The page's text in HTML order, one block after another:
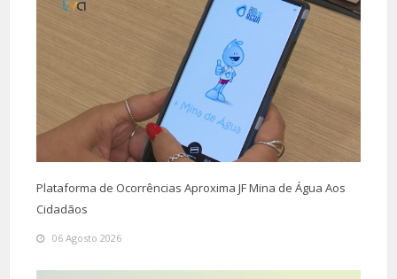
Plataforma de Ocorrências Aproxima JF Mina de Água Aos
Cidadãos
06 Agosto 2026